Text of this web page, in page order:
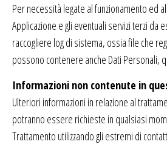
Per necessità legate al funzionamento ed
Applicazione e gli eventuali servizi terzi da
raccogliere log di sistema, ossia file che
possono contenere anche Dati Personali,
Informazioni non contenute in
Ulteriori informazioni in relazione al
potranno essere richieste in qualsiasi
Trattamento utilizzando gli estremi di